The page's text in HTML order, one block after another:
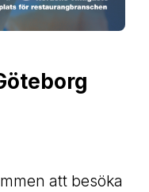
att besöka